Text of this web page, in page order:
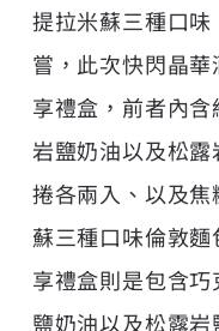
提拉米蘇三種口
嘗，此次快閃晶
享禮盒，前者內
岩鹽奶油以及松
捲各兩入、以及
蘇三種口味倫敦
享禮盒則是包含
鹽奶油以及松露